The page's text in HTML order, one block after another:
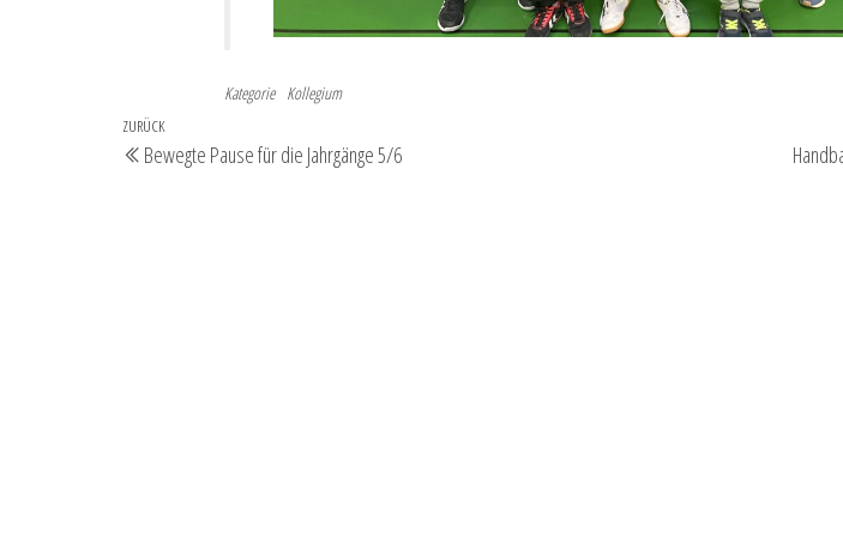
Kategorie Kollegium
Beitragsnavigation
Vorheriger
Beitrag
ZURÜCK
Bewegte Pause für die Jahrgänge 5/6